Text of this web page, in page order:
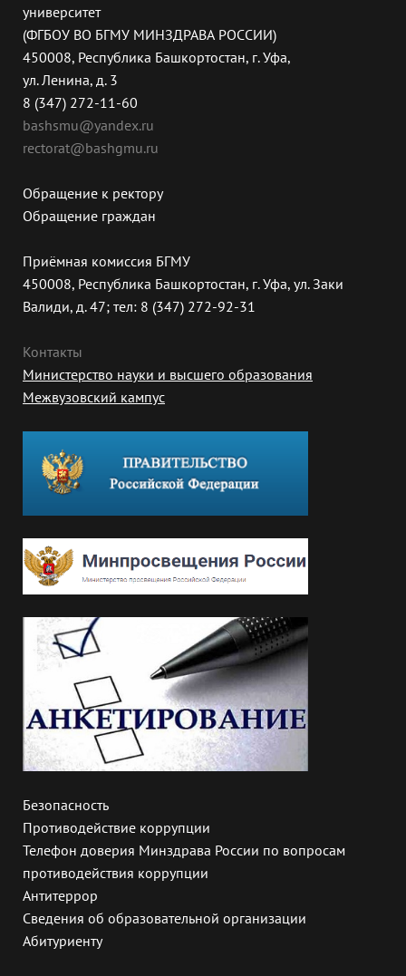
университет
(ФГБОУ ВО БГМУ МИНЗДРАВА РОССИИ)
450008, Республика Башкортостан, г. Уфа,
ул. Ленина, д. 3
8 (347) 272-11-60
bashsmu@yandex.ru
rectorat@bashgmu.ru
Обращение к ректору
Обращение граждан
Приёмная комиссия БГМУ
450008, Республика Башкортостан, г. Уфа, ул. Заки
Валиди, д. 47; тел: 8 (347) 272-92-31
Контакты
Министерство науки и высшего образования
Межвузовский кампус
Безопасность
Противодействие коррупции
Телефон доверия Минздрава России по вопросам
противодействия коррупции
Антитеррор
Сведения об образовательной организации
Абитуриенту